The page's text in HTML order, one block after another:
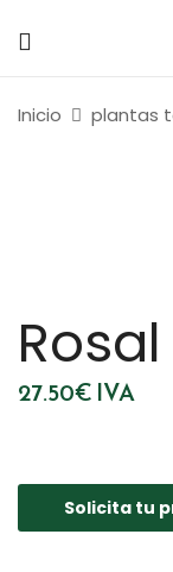
Inicio plantas
27.50€ IVA
Solicita tu